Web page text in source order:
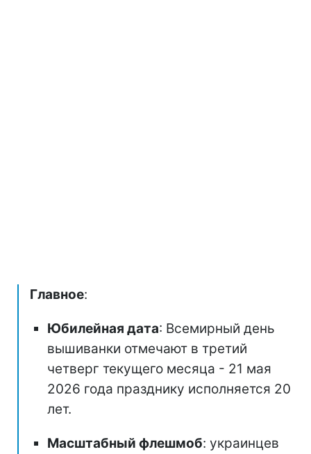
Главное:
Юбилейная дата: Всемирный день
вышиванки отмечают в третий
четверг текущего месяца - 21 мая
2026 года празднику исполняется 20
лет.
Масштабный флешмоб: украинцев